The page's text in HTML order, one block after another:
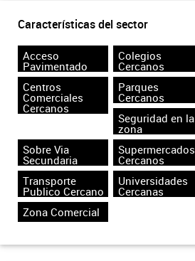
Características del sector
Acceso
Pavimentado
Colegios
Cercanos
Centros
Comerciales
Cercanos
Parques
Cercanos
Seguridad en la
zona
Sobre Via
Secundaria
Supermercados
Cercanos
Transporte
Publico Cercano
Universidades
Cercanas
Zona Comercial